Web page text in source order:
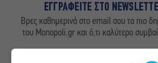
ΕΓΓΡΑΦΕΙΤΕ ΣΤΟ
Βρες καθημερινά στο email σου τα πιο
του Monopoli.gr και ό,τι καλύτερο